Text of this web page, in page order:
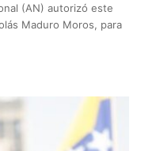
(AN) autorizó este
Maduro Moros, para